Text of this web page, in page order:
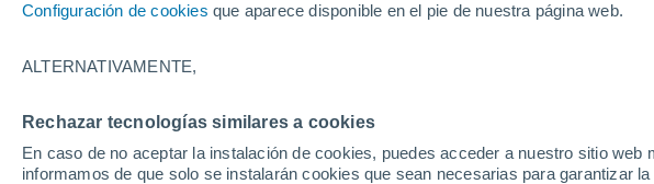
Configuración de cookies que aparece disponible en el pie de nuestra página web.
ALTERNATIVAMENTE,
Rechazar tecnologías similares a cookies
En caso de no aceptar la instalación de cookies, puedes acceder a nuestro sitio web
informamos de que solo se instalarán cookies que sean necesarias para garantizar